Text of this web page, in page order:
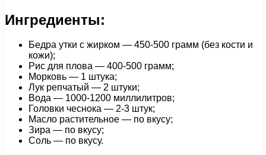
Ингредиенты:
Бедра утки с жирком — 450-500 грамм (без кости и
кожи);
Рис для плова — 400-500 грамм;
Морковь — 1 штука;
Лук репчатый — 2 штуки;
Вода — 1000-1200 миллилитров;
Головки чеснока — 2-3 штук;
Масло растительное — по вкусу;
Зира — по вкусу;
Соль — по вкусу.